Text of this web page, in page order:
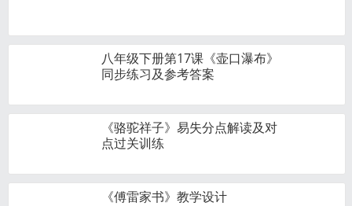
八年级下册第17课《壶口瀑布》
同步练习及参考答案
《骆驼祥子》易失分点解读及对
点过关训练
《傅雷家书》教学设计